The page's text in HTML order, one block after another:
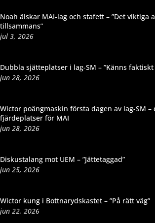
Noah älskar MAI-lag och stafett – ”Det viktiga
tillsammans”
jul 3, 2026
Dubbla sjätteplatser i lag-SM – ”Känns
jun 28, 2026
Wictor poängmaskin första dagen av lag-SM –
fjärdeplatser för MAI
jun 28, 2026
Diskustalang mot UEM – ”Jättetaggad”
jun 25, 2026
Wictor kung i Bottnarydskastet – ”På rätt väg”
jun 22, 2026